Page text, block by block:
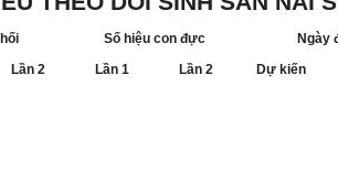
Số hiệu con đực
Ngày
Lần 2 Lần 1 Lần 2
Dự kiến